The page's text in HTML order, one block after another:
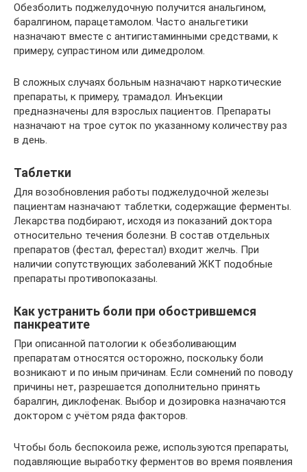
Обезболить поджелудочную получится анальгином,
баралгином, парацетамолом. Часто анальгетики
назначают вместе с антигистаминными средствами, к
примеру, супрастином или димедролом.
В сложных случаях больным назначают наркотические
препараты, к примеру, трамадол. Инъекции
предназначены для взрослых пациентов. Препараты
назначают на трое суток по указанному количеству раз
в день.
Таблетки
Для возобновления работы поджелудочной железы
пациентам назначают таблетки, содержащие ферменты.
Лекарства подбирают, исходя из показаний доктора
относительно течения болезни. В состав отдельных
препаратов (фестал, ферестал) входит желчь. При
наличии сопутствующих заболеваний ЖКТ подобные
препараты противопоказаны.
Как устранить боли при обострившемся
панкреатите
При описанной патологии к обезболивающим
препаратам относятся осторожно, поскольку боли
возникают и по иным причинам. Если сомнений по поводу
причины нет, разрешается дополнительно принять
баралгин, диклофенак. Выбор и дозировка назначаются
доктором с учётом ряда факторов.
Чтобы боль беспокоила реже, используются препараты,
подавляющие выработку ферментов во время появления